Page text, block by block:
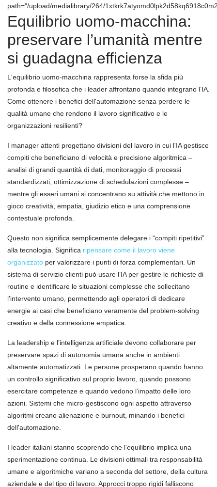
path="/upload/medialibrary/264/
Equilibrio uomo-macchina:
preservare l’umanità mentre
si guadagna efficienza
L'equilibrio uomo-macchina rappresenta forse la sfida più
profonda e filosofica che i leader affrontano quando integrano l’IA.
Come ottenere i benefici dell'automazione senza perdere le
qualità umane che rendono il lavoro significativo e le
organizzazioni resilienti?
I manager attenti progettano divisioni del lavoro in cui l'IA gestisce
compiti che beneficiano di velocità e precisione algoritmica –
analisi di grandi quantità di dati, monitoraggio di processi
standardizzati, ottimizzazione di schedulazioni complesse –
mentre gli esseri umani si concentrano su attività che mettono in
gioco creatività, empatia, giudizio etico e una comprensione
contestuale profonda.
Questo non significa semplicemente delegare i “compiti ripetitivi”
alla tecnologia. Significa ripensare come il lavoro viene
organizzato per valorizzare i punti di forza complementari. Un
sistema di servizio clienti può usare l’IA per gestire le richieste di
routine e identificare le situazioni complesse che sollecitano
l’intervento umano, permettendo agli operatori di dedicare
energie ai casi che beneficiano veramente del problem-solving
creativo e della connessione empatica.
La leadership e l’intelligenza artificiale devono collaborare per
preservare spazi di autonomia umana anche in ambienti
altamente automatizzati. Le persone prosperano quando hanno
un controllo significativo sul proprio lavoro, quando possono
esercitare competenze e quando vedono l’impatto delle loro
azioni. Sistemi che micro-gestiscono ogni aspetto attraverso
algoritmi creano alienazione e burnout, minando i benefici
dell'automazione.
I leader italiani stanno scoprendo che l'equilibrio implica una
sperimentazione continua. Le divisioni ottimali tra responsabilità
umane e algoritmiche variano a seconda del settore, della cultura
aziendale e del tipo di lavoro. Approcci troppo rigidi falliscono